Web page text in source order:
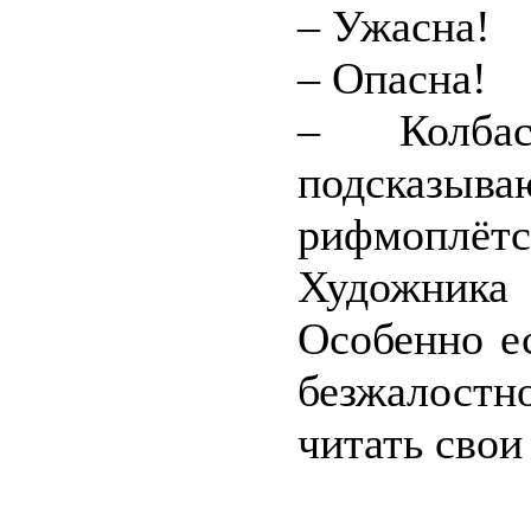
– Ужасна!
– Опасна!
–
Особенно
читать